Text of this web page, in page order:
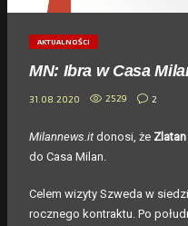
AKTUALNOŚCI
MN: Ibra w Casa
31.08.2020 2529 2
Milannews.it donosi, że
do Casa Milan.
Celem wizyty Szweda w
rocznego kontraktu. Po